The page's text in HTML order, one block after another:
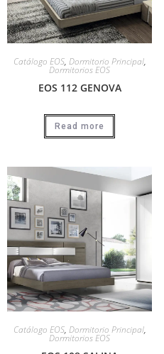
Catálogo EOS, Dormitorio Principal,
Dormitorios EOS
EOS 112 GENOVA
Read more
Catálogo EOS, Dormitorio Principal,
Dormitorios EOS